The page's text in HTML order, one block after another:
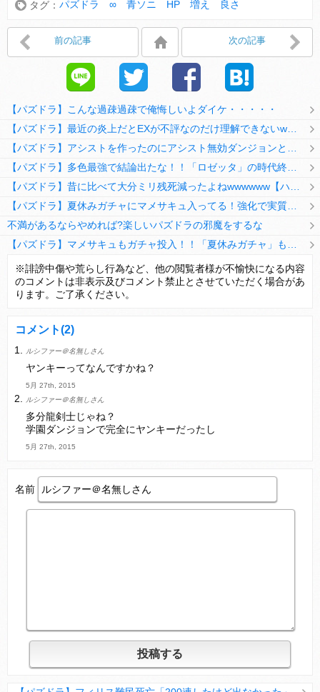
タグ： パズドラ ∞ 青ソニ HP 増え 良さ
前の記事 次の記事
【パズドラ】こんな過疎過疎で俺悔しいよダイケ・・・・・
不満があるならやめれば?楽しいパズドラの邪魔をするな
【パズドラ】TB・HEARTSの6人は全員分岐進化とアシスト2種あり！HEARTSエンジェルの進化いいな
変な所でセーブして詰んだゲーム、貴方にはありますか？
Powered by livedoor 相互RSS
※誹謗中傷や荒らし行為など、他の閲覧者様が不愉快になる内容
のコメントは非表示及びコメント禁止とさせていただく場合があ
ります。ご了承ください。
コメント(2)
ルシファー＠名無しさん
ヤンキーってなんですかね？
5月 27th, 2015
ルシファー＠名無しさん
多分龍剣士じゃね？
学園ダンジョンで完全にヤンキーだったし
5月 27th, 2015
名前